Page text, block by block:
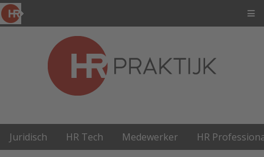
Juridisch HR Tech Medewerker
HR